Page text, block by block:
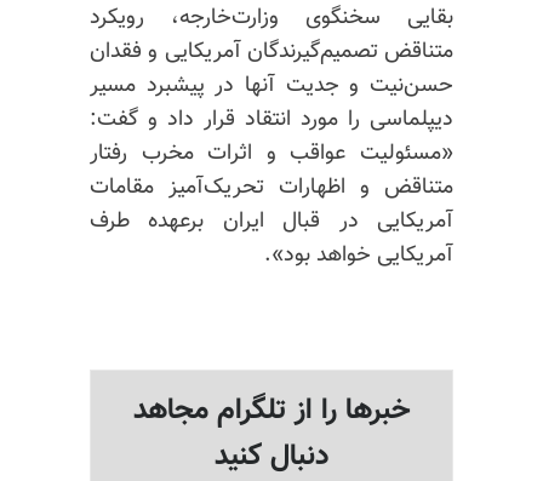
بقایی سخنگوی وزارت‌خارجه، رویکرد
متناقض تصمیم‌گیرندگان آمریکایی و فقدان
حسن‌نیت و جدیت آنها در پیشبرد مسیر
دیپلماسی را مورد انتقاد قرار داد و گفت:
«مسئولیت عواقب و اثرات مخرب رفتار
متناقض و اظهارات تحریک‌آمیز مقامات
آمریکایی در قبال ایران برعهده طرف
آمریکایی خواهد بود».
خبرها را از تلگرام مجاهد
دنبال کنید